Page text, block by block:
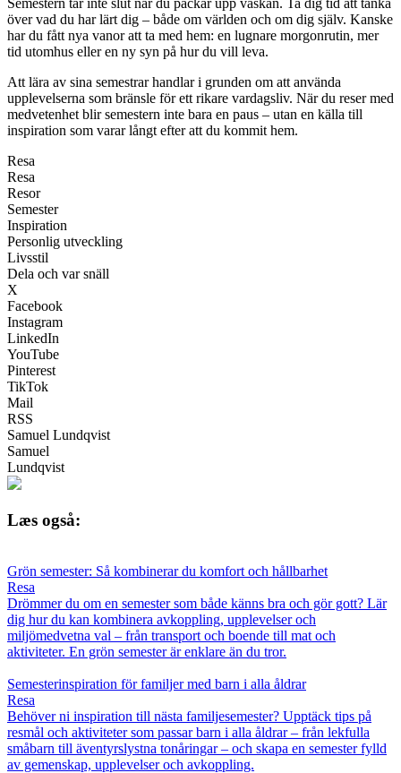
Semestern tar inte slut när du packar upp väskan. Ta dig tid att tänka
över vad du har lärt dig – både om världen och om dig själv. Kanske
har du fått nya vanor att ta med hem: en lugnare morgonrutin, mer
tid utomhus eller en ny syn på hur du vill leva.
Att lära av sina semestrar handlar i grunden om att använda
upplevelserna som bränsle för ett rikare vardagsliv. När du reser med
medvetenhet blir semestern inte bara en paus – utan en källa till
inspiration som varar långt efter att du kommit hem.
Resa
Resa
Resor
Semester
Inspiration
Personlig utveckling
Livsstil
Dela och var snäll
X
Facebook
Instagram
LinkedIn
YouTube
Pinterest
TikTok
Mail
RSS
Samuel Lundqvist
Samuel
Lundqvist
Læs også:
Grön semester: Så kombinerar du komfort och hållbarhet
Resa
Drömmer du om en semester som både känns bra och gör gott? Lär
dig hur du kan kombinera avkoppling, upplevelser och
miljömedvetna val – från transport och boende till mat och
aktiviteter. En grön semester är enklare än du tror.
Semesterinspiration för familjer med barn i alla åldrar
Resa
Behöver ni inspiration till nästa familjesemester? Upptäck tips på
resmål och aktiviteter som passar barn i alla åldrar – från lekfulla
småbarn till äventyrslystna tonåringar – och skapa en semester fylld
av gemenskap, upplevelser och avkoppling.